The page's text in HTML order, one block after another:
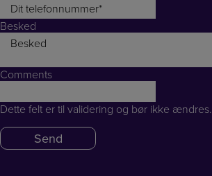
Besked
Comments
Dette felt er til validering og bør ikke ændres.